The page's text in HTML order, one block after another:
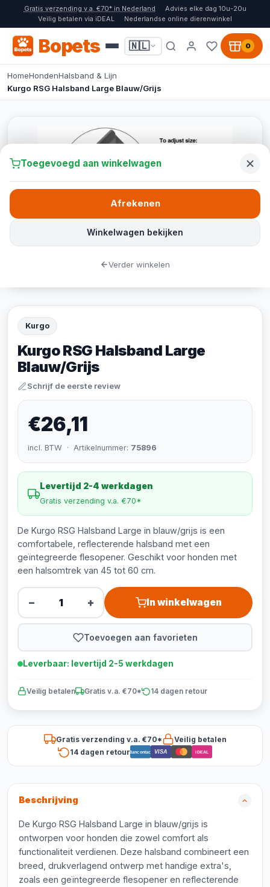
Gratis verzending v.a. €70* in Nederland
Advies elke dag 10u-20u
Veilig betalen via iDEAL
Nederlandse online dierenwinkel
Bopets 🇳🇱 0
HomeHondenHalsband & Lijn
Kurgo RSG Halsband Large Blauw/Grijs
Kurgo
Kurgo RSG Halsband Large
Blauw/Grijs
Schrijf de eerste review
€26,11
incl. BTW · Artikelnummer: 75896
Levertijd 2-4 werkdagen
Gratis verzending v.a. €70*
De Kurgo RSG Halsband Large in blauw/grijs is een
comfortabele, reflecterende halsband met een
geïntegreerde flesopener. Geschikt voor honden met
een halsomtrek van 45 tot 60 cm.
− + In winkelwagen
Toevoegen aan favorieten
Leverbaar: levertijd 2-5 werkdagen
Veilig betalen Gratis v.a. €70* 14 dagen retour
Gratis verzending v.a. €70*
Veilig betalen
14 dagen retourBancontact VISA iDEAL
Beschrijving
De Kurgo RSG Halsband Large in blauw/grijs is
ontworpen voor honden die zowel comfort als
functionaliteit verdienen. Deze halsband combineert een
breed, drukverlagend ontwerp met handige extra's,
zoals een geïntegreerde flesopener en reflecterende
Toegevoegd aan winkelwagen
Winkelwagen bekijken
Afrekenen
Verder winkelen